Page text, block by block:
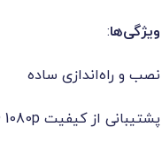
ویژگی‌ها:
نصب و راه‌اندازی ساده
پشتیبانی از کیفیت Full HD 1080p